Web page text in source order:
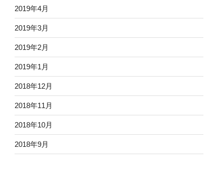
2019年4月
2019年3月
2019年2月
2019年1月
2018年12月
2018年11月
2018年10月
2018年9月